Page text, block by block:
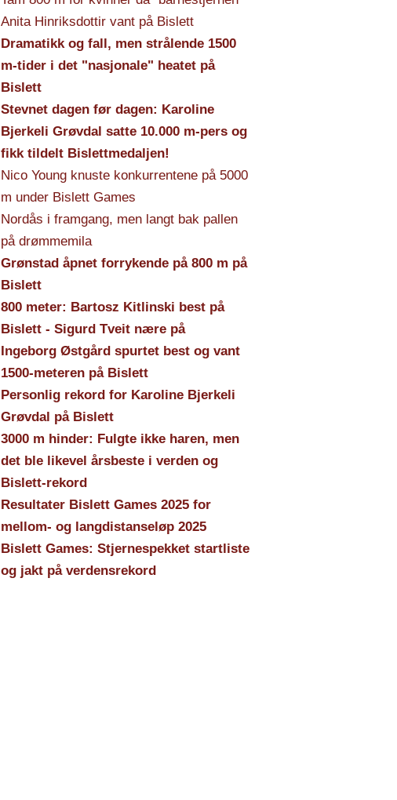
Anita Hinriksdottir vant på Bislett
Dramatikk og fall, men strålende 1500
m-tider i det "nasjonale" heatet på
Bislett
Stevnet dagen før dagen: Karoline
Bjerkeli Grøvdal satte 10.000 m-pers og
fikk tildelt Bislettmedaljen!
Nico Young knuste konkurrentene på 5000
m under Bislett Games
Nordås i framgang, men langt bak pallen
på drømmemila
Grønstad åpnet forrykende på 800 m på
Bislett
800 meter: Bartosz Kitlinski best på
Bislett - Sigurd Tveit nære på
Ingeborg Østgård spurtet best og vant
1500-meteren på Bislett
Personlig rekord for Karoline Bjerkeli
Grøvdal på Bislett
3000 m hinder: Fulgte ikke haren, men
det ble likevel årsbeste i verden og
Bislett-rekord
Resultater Bislett Games 2025 for
mellom- og langdistanseløp 2025
Bislett Games: Stjernespekket startliste
og jakt på verdensrekord